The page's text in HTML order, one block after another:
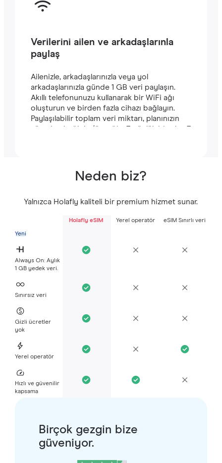
Verilerini ailen ve arkadaşlarınla
paylaş
Ailenizle, arkadaşlarınızla veya yol
arkadaşlarınızla günde 1 GB veri paylaşın.
Akıllı telefonunuzu kullanarak bir WiFi ağı
oluşturun ve birden fazla cihazı bağlayın.
Paylaşılabilir toplam veri miktarı, planınızın
süresine bağlıdır (örneğin, 7 günlük bir plan 7
Neden biz?
Yalnızca Holafly kaliteli bir premium hizmet sunar.
Holafly eSIM Yerel operatör eSIM Sınırlı veri
Yeni
Always On: Aylık
1 GB yedek veri.
Sınırsız veri
Gizli ücretler
yok
Yerel operatör
Hızlı ve güvenilir
kapsama
Birçok gezgin bize
güveniyor.